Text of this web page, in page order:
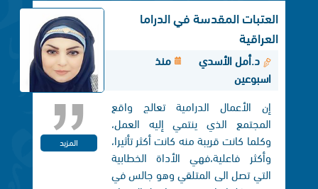
العتبات المقدسة في الدراما
العراقية
د.أمل الأسدي
منذ
اسبوعين
إن الأعمال الدرامية تعالج واقع
المجتمع الذي ينتمي إليه العمل،
وكلما كانت قريبة منه كانت أكثر تأثيرا،
وأكثر فاعلية،فهي الأداة الخطابية
التي تصل الی المتلقي وهو جالس في
المزيد